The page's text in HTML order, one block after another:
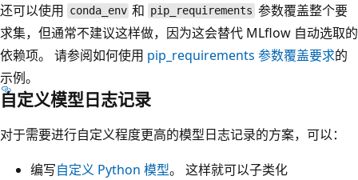
还可以使用 conda_env 和 pip_requirements 参数覆盖整个要
求集，但通常不建议这样做，因为这会替代 MLflow 自动选取的
依赖项。 请参阅如何使用 pip_requirements 参数覆盖要求的
示例。
自定义模型日志记录
对于需要进行自定义程度更高的模型日志记录的方案，可以：
编写自定义 Python 模型。 这样就可以子类化